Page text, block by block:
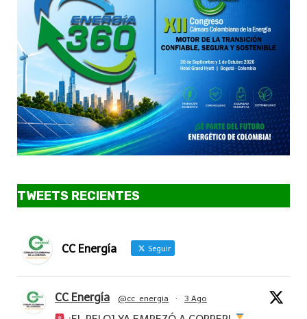
TWEETS RECIENTES
CC Energía Seguir
CC Energía @cc_energia · 3 Ago